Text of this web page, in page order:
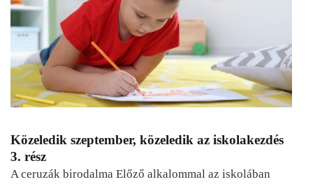
Közeledik szeptember, közeledik az iskolakezdés
3. rész
A ceruzák birodalma Előző alkalommal az iskolában